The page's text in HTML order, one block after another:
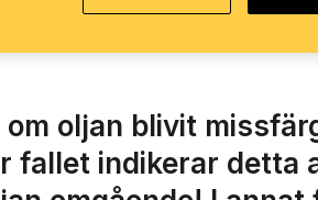
oljan blivit
fallet indikerar detta